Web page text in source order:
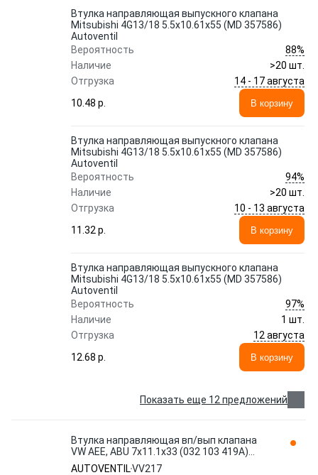
Втулка направляющая выпускного клапана
Mitsubishi 4G13/18 5.5x10.61x55 (MD 357586)
Autoventil
Вероятность
88%
Наличие
>20 шт.
Отгрузка
14 - 17 августа
10.48 p.
В корзину
Втулка направляющая выпускного клапана
Mitsubishi 4G13/18 5.5x10.61x55 (MD 357586)
Autoventil
Вероятность
94%
Наличие
>20 шт.
Отгрузка
10 - 13 августа
11.32 p.
В корзину
Втулка направляющая выпускного клапана
Mitsubishi 4G13/18 5.5x10.61x55 (MD 357586)
Autoventil
Вероятность
97%
Наличие
1 шт.
Отгрузка
12 августа
12.68 p.
В корзину
Показать еще 12 предложений
Втулка направляющая вп/вып клапана
VW AEE, ABU 7x11.1x33 (032 103 419A)
Autoventil VV217
AUTOVENTILVV217